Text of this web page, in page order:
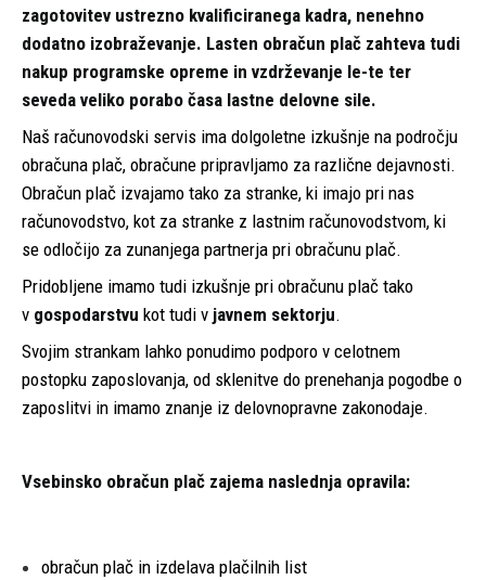
zagotovitev ustrezno kvalificiranega kadra, nenehno
dodatno izobraževanje. Lasten obračun plač zahteva tudi
nakup programske opreme in vzdrževanje le-te ter
seveda veliko porabo časa lastne delovne sile.
Naš računovodski servis ima dolgoletne izkušnje na področju
obračuna plač, obračune pripravljamo za različne dejavnosti.
Obračun plač izvajamo tako za stranke, ki imajo pri nas
računovodstvo, kot za stranke z lastnim računovodstvom, ki
se odločijo za zunanjega partnerja pri obračunu plač.
Pridobljene imamo tudi izkušnje pri obračunu plač tako
v gospodarstvu kot tudi v javnem sektorju.
Svojim strankam lahko ponudimo podporo v celotnem
postopku zaposlovanja, od sklenitve do prenehanja pogodbe o
zaposlitvi in imamo znanje iz delovnopravne zakonodaje.
Vsebinsko obračun plač zajema naslednja opravila:
obračun plač in izdelava plačilnih list